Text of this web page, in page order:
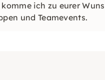
ich zu eurer
und Teamevents.